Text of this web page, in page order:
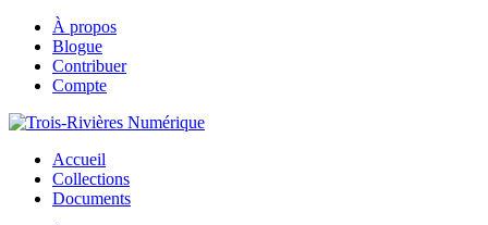
À propos
Blogue
Contribuer
Compte
Accueil
Collections
Documents